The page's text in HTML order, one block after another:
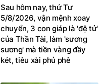
Sau hôm nay, thứ Tư
5/8/2026, vận mệnh xoay
chuyển, 3 con giáp là 'đệ tử'
của Thần Tài, làm 'sương
sương' mà tiền vàng đầy
két, tiêu xài phủ phê